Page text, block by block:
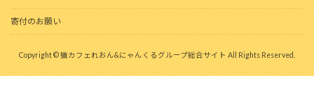
寄付のお願い
Copyright © 猫カフェれおん&にゃんくるグループ総合サイト All Rights Reserved.